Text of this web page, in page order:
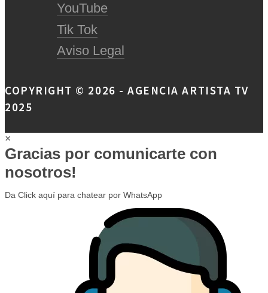
YouTube
Tik Tok
Aviso Legal
COPYRIGHT © 2026 - AGENCIA ARTISTA TV
2025
×
Gracias por comunicarte con
nosotros!
Da Click aquí para chatear por WhatsApp